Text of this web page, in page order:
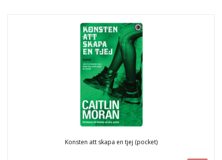
Konsten att skapa en tjej (pocket)